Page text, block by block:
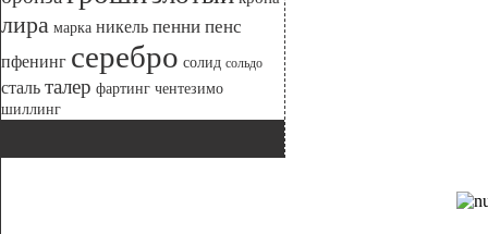
лира марка никель пенни пенс
пфенинг серебро солид сольдо
сталь талер фартинг чентезимо
шиллинг